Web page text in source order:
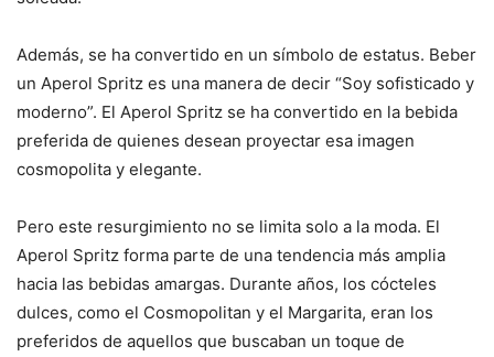
Además, se ha convertido en un símbolo de estatus. Beber
un Aperol Spritz es una manera de decir “Soy sofisticado y
moderno”. El Aperol Spritz se ha convertido en la bebida
preferida de quienes desean proyectar esa imagen
cosmopolita y elegante.
Pero este resurgimiento no se limita solo a la moda. El
Aperol Spritz forma parte de una tendencia más amplia
hacia las bebidas amargas. Durante años, los cócteles
dulces, como el Cosmopolitan y el Margarita, eran los
preferidos de aquellos que buscaban un toque de